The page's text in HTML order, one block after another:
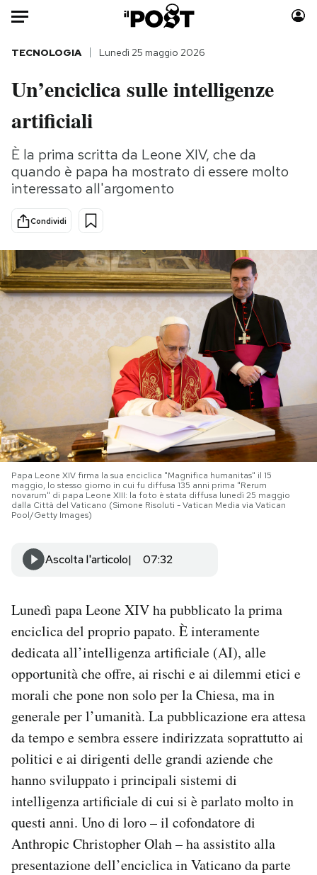
Auto
HOME
Italia
Politica
Tecnologia
Scienza
Economia
Sport
Consumismi
Storie/Idee
Altrecose
Mondiali calcio 2026
PODCAST
NEWSLETTER
I MIEI PREFERITI
SHOP
Area Personale
Newsletter
Notifiche mobile
Hai bisogno di aiuto?
Esci
TECNOLOGIA Lunedì 25 maggio 2026
Un’enciclica sulle intelligenze
artificiali
È la prima scritta da Leone XIV, che da
quando è papa ha mostrato di essere molto
interessato all'argomento
Condividi
Papa Leone XIV firma la sua enciclica "Magnifica humanitas" il 15
maggio, lo stesso giorno in cui fu diffusa 135 anni prima "Rerum
novarum" di papa Leone XIII: la foto è stata diffusa lunedì 25 maggio
dalla Città del Vaticano (Simone Risoluti - Vatican Media via Vatican
Pool/Getty Images)
Ascolta l'articolo 07:32
Lunedì papa Leone XIV ha pubblicato la prima
enciclica del proprio papato. È interamente
dedicata all’intelligenza artificiale (AI), alle
opportunità che offre, ai rischi e ai dilemmi etici e
morali che pone non solo per la Chiesa, ma in
generale per l’umanità. La pubblicazione era attesa
da tempo e sembra essere indirizzata soprattutto ai
politici e ai dirigenti delle grandi aziende che
hanno sviluppato i principali sistemi di
intelligenza artificiale di cui si è parlato molto in
questi anni. Uno di loro – il cofondatore di
Anthropic Christopher Olah – ha assistito alla
presentazione dell’enciclica in Vaticano da parte